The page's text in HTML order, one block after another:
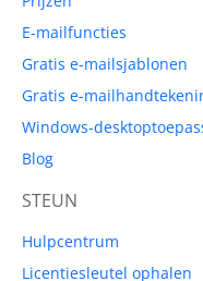
E-mailfuncties
Gratis e-mailsjablonen
Gratis e-
Windows-
Blog
STEUN
Hulpcentrum
Licentiesleutel ophalen